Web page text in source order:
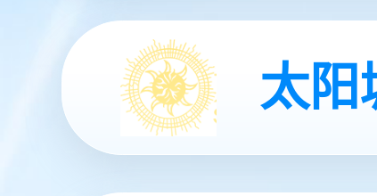
站内导航
企业介绍
成功案例